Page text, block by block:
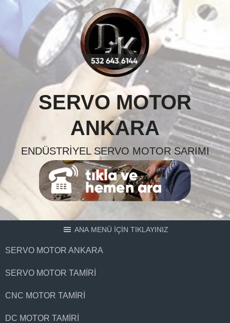
Skip
content
SERVO MOTOR
ANKARA
ENDÜSTRIYEL SERVO MOTOR SARIMI
ANA MENÜ İÇİN TIKLAYINIZ
SERVO MOTOR ANKARA
SERVO MOTOR TAMIRI
CNC MOTOR TAMIRI
DC MOTOR TAMIRI